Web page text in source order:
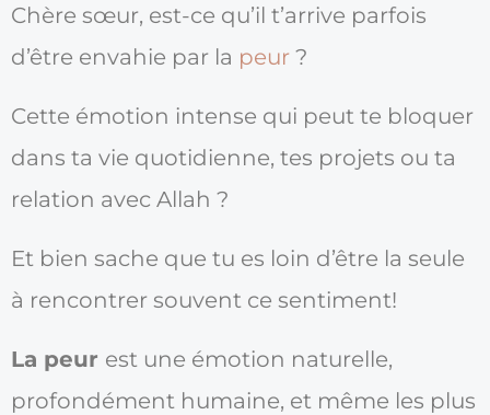
Chère sœur, est-ce qu’il t’arrive parfois
d’être envahie par la peur ?
Cette émotion intense qui peut te bloquer
dans ta vie quotidienne, tes projets ou ta
relation avec Allah ?
Et bien sache que tu es loin d’être la seule
à rencontrer souvent ce sentiment!
La peur est une émotion naturelle,
profondément humaine, et même les plus